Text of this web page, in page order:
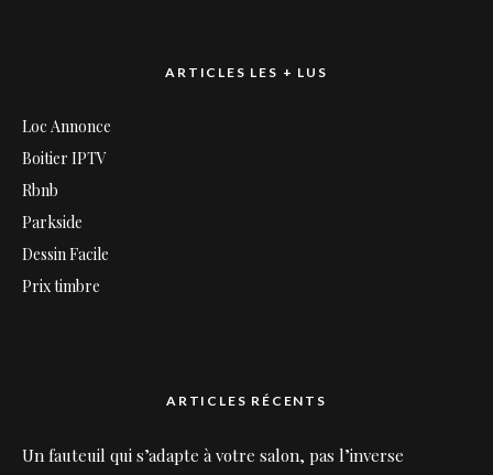
ARTICLES LES + LUS
Loc Annonce
Boitier IPTV
Rbnb
Parkside
Dessin Facile
Prix timbre
ARTICLES RÉCENTS
Un fauteuil qui s’adapte à votre salon, pas l’inverse